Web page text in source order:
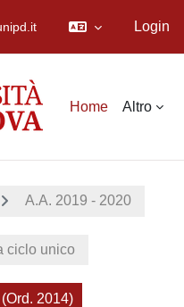
Login
Home Altro
A.A. 2019 - 2020
ciclo unico
2014)